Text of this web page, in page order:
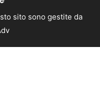
sito sono gestite da